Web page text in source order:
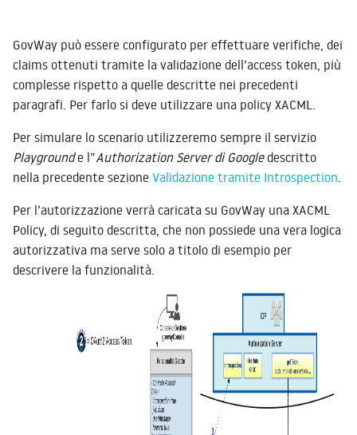
GovWay può essere configurato per effettuare verifiche, dei
claims ottenuti tramite la validazione dell’access token, più
complesse rispetto a quelle descritte nei precedenti
paragrafi. Per farlo si deve utilizzare una policy XACML.
Per simulare lo scenario utilizzeremo sempre il servizio
Playgrounde l”Authorization Server di Googledescritto
nella precedente sezione Validazione tramite Introspection
Per l’autorizzazione verrà caricata su GovWay una XACML
Policy, di seguito descritta, che non possiede una vera logica
autorizzativa ma serve solo a titolo di esempio per
descrivere la funzionalità.